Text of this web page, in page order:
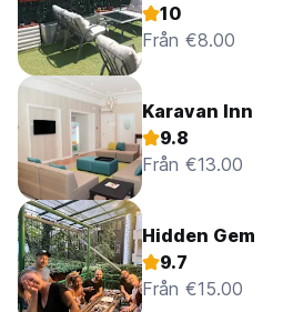
10
Från €8.00
Karavan Inn
9.8
Från €13.00
Hidden Gem
9.7
Från €15.00